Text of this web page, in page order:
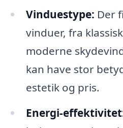
Vinduestype: Der
vinduer, fra
moderne
kan have stor
estetik og pris.
Energi-